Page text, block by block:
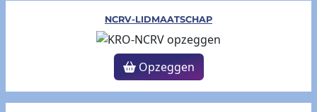
NCRV-LIDMAATSCHAP
Opzeggen